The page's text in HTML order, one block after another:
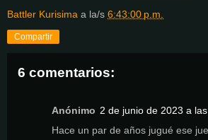
Battler Kurisima a la/s 6:43:00 p.m.
Compartir
6 comentarios:
Anónimo 2 de junio de 2023 a las
Hace un par de años jugué ese